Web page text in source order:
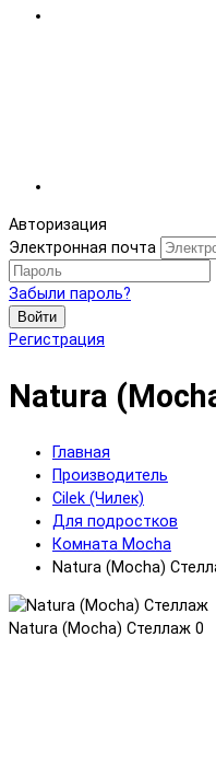
Авторизация
Электронная почта
Забыли пароль?
Войти
Регистрация
Natura
Главная
Производитель
Cilek (Чилек)
Для подростков
Комната Mocha
Natura (Mocha)
Natura (Mocha) Стеллаж 0